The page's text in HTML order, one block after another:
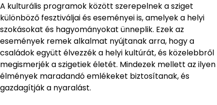
A kulturális programok között szerepelnek a sziget
különböző fesztiváljai és eseményei is, amelyek a helyi
szokásokat és hagyományokat ünneplik. Ezek az
események remek alkalmat nyújtanak arra, hogy a
családok együtt élvezzék a helyi kultúrát, és közelebbről
megismerjék a szigetiek életét. Mindezek mellett az ilyen
élmények maradandó emlékeket biztosítanak, és
gazdagítják a nyaralást.